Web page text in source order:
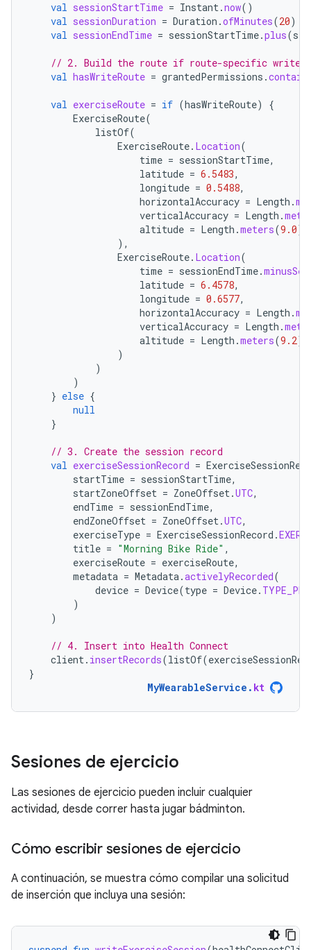
val sessionStartTime = Instant.now()
val sessionDuration = Duration .ofMinutes(20)
val sessionEndTime = sessionStartTime.plus(
// 2. Build the route if route-specific write
val hasWriteRoute = grantedPermissions .
val exerciseRoute = if (hasWriteRoute)
{
ExerciseRoute(
listOf(
ExerciseRoute. Location(
time = sessionStartTime,
latitude = 6.5483,
longitude = 0.5488,
horizontalAccuracy = Length .
verticalAccuracy = Length .
altitude = Length .meters(9.0),
),
ExerciseRoute. Location(
time = sessionEndTime.
latitude = 6.4578,
longitude = 0.6577,
horizontalAccuracy = Length .
verticalAccuracy = Length .
altitude = Length .meters(9.2),
)
)
)
} else {
null
}
// 3. Create the session record
val exerciseSessionRecord =
startTime = sessionStartTime,
startZoneOffset = ZoneOffset.UTC,
endTime = sessionEndTime,
endZoneOffset = ZoneOffset.UTC,
exerciseType = ExerciseSessionRecord .
title = "Morning Bike Ride" ,
exerciseRoute = exerciseRoute,
metadata = Metadata.activelyRecorded(
device = Device(type = Device.
)
)
// 4. Insert into Health Connect
client. insertRecords(listOf(
}
MyWearableService . kt
Sesiones de ejercicio
Las sesiones de ejercicio pueden incluir cualquier
actividad, desde correr hasta jugar bádminton.
Cómo escribir sesiones de ejercicio
A continuación, se muestra cómo compilar una solicitud
de inserción que incluya una sesión: